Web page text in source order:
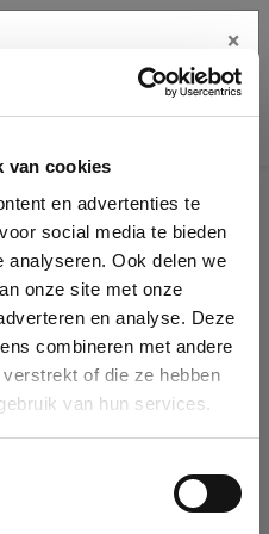
van cookies
en advertenties te
social media te bieden
analyseren. Ook delen we
onze site met onze
en analyse. Deze
combineren met andere
of die ze hebben
van hun services.
details
in our database, you can create
below.
×
cette erreur à votre